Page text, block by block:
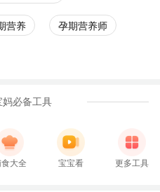
营养 孕期营养师
妈必备工具
大全 宝宝看 更多工具